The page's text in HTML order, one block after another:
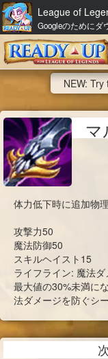
League of
Googleのためにダ
NEW: Try
マ
体力低下時に追加物
攻撃力50
魔法防御50
スキルヘイスト15
ライフライン: 魔法
最大値の30%未満に
法ダメージを防ぐシ